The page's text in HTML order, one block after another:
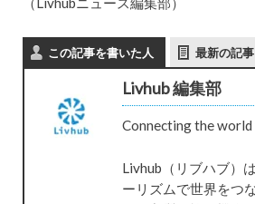
この記事を書いた人 最新の記事
Livhub 編集部
Connecting the
Livhub（リブハブ）
ーリズムで世界をつ